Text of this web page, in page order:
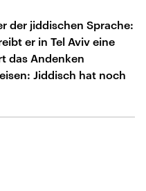
der jiddischen Sprache:
er in Tel Aviv eine
das Andenken
Jiddisch hat noch